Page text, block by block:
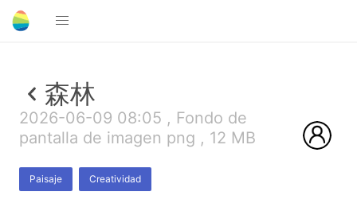
森林
2026-06-09 08:05 , Fondo de
pantalla de imagen png , 12 MB
Paisaje Creatividad